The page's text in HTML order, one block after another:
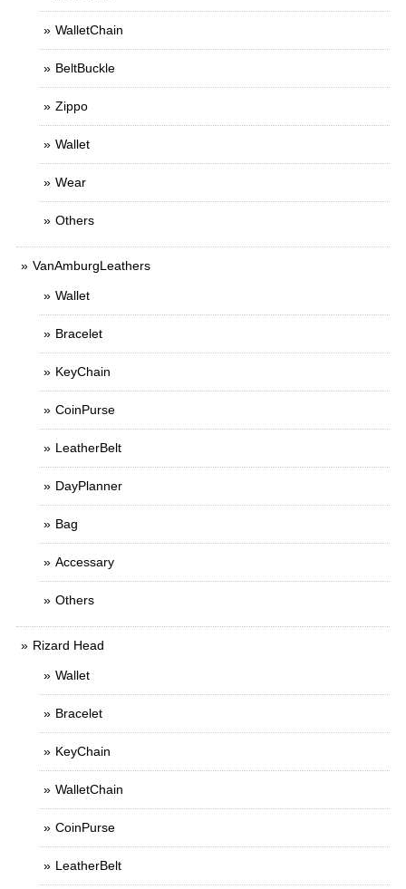
WalletChain
BeltBuckle
Zippo
Wallet
Wear
Others
VanAmburgLeathers
Wallet
Bracelet
KeyChain
CoinPurse
LeatherBelt
DayPlanner
Bag
Accessary
Others
Rizard Head
Wallet
Bracelet
KeyChain
WalletChain
CoinPurse
LeatherBelt